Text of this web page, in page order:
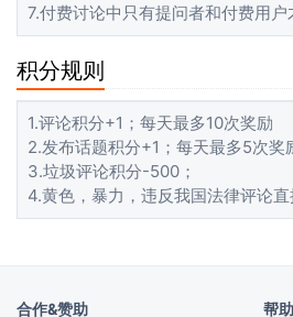
7.付费讨论中只有提问者和付费用户
积分规则
1.评论积分+1；每天最多10次奖励
2.发布话题积分+1；每天最多5次奖
3.垃圾评论积分-500；
4.黄色，暴力，违反我国法律评论
合作&赞助 帮